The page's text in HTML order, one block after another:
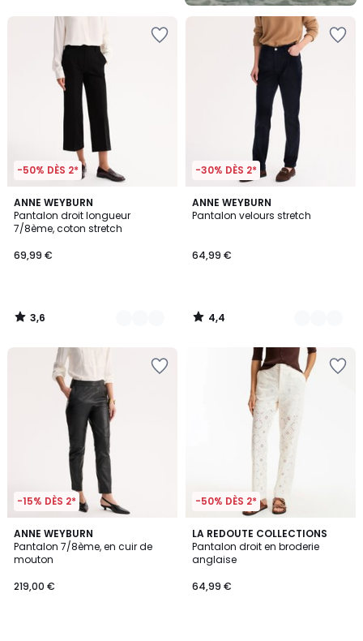
-50% DÈS 2*
ANNE WEYBURN
Pantalon droit longueur
7/8ème, coton stretch
69,99 €
3,6
/ 5
2
Couleurs
3,6
/
-30% DÈS 2*
ANNE WEYBURN
Pantalon velours stretch
64,99 €
4,4
/ 5
4
Couleurs
4,4
/
-15% DÈS 2*
ANNE WEYBURN
Pantalon 7/8ème, en cuir de
mouton
219,00 €
4,3
/ 5
2
Couleurs
-50% DÈS 2*
LA REDOUTE COLLECTIONS
Pantalon droit en broderie
anglaise
64,99 €
4
/
5
2
Couleurs